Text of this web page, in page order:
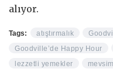
alıyor.
Tags: atıştırmalık
Goodville’de Happy Hour
lezzetli yemekler
mevsim